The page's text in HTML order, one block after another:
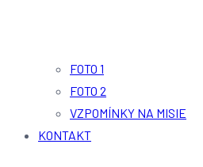
FOTO 1
FOTO 2
VZPOMÍNKY NA MISIE
KONTAKT